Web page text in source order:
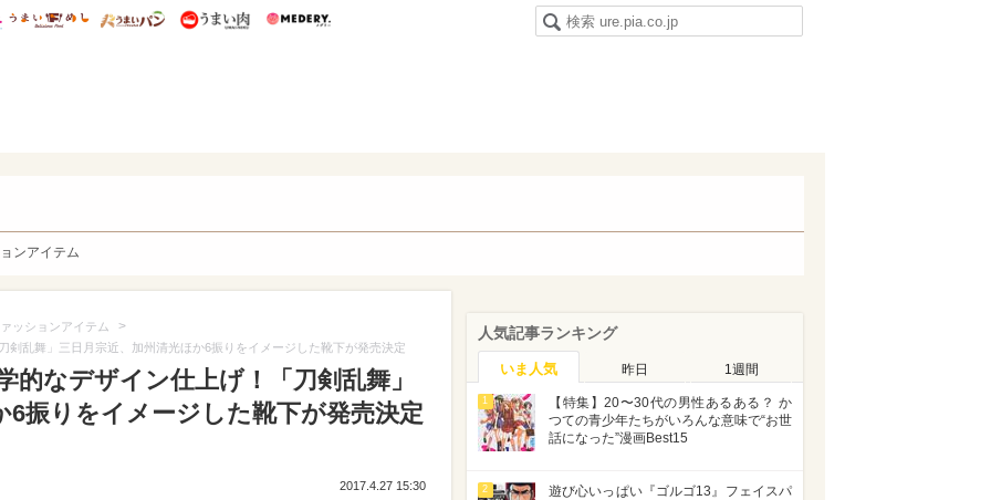
研 ディズニー特集
mimot. うまいめし うまいパン うまい肉
ンアイテム
ッションアイテム >
剣乱舞」三日月宗近、加州清光ほか6振りをイメージした靴下が発売決定
なデザイン仕上げ！「刀剣乱舞」
6振りをイメージした靴下が発売決定
2017.4.27 15:30
人気記事ランキング
いま人気 昨日 1週間
1
【特集】20〜30代の男性あるある？ か
つての青少年たちがいろんな意味で“お世
話になった”漫画Best15
2
遊び心いっぱい『ゴルゴ13』フェイスパ